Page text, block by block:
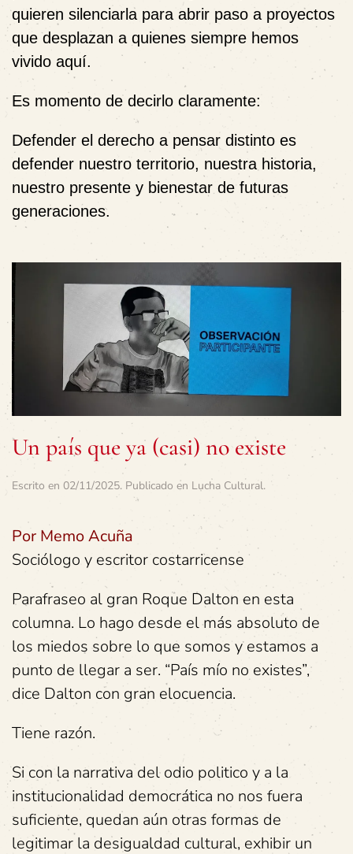
quieren silenciarla para abrir paso a proyectos
que desplazan a quienes siempre hemos
vivido aquí.
Es momento de decirlo claramente:
Defender el derecho a pensar distinto es
defender nuestro territorio, nuestra historia,
nuestro presente y bienestar de futuras
generaciones.
Un país que ya (casi) no existe
Escrito en 02/11/2025. Publicado en Lucha Cultural.
Por Memo Acuña
Sociólogo y escritor costarricense
Parafraseo al gran Roque Dalton en esta
columna. Lo hago desde el más absoluto de
los miedos sobre lo que somos y estamos a
punto de llegar a ser. “País mío no existes”,
dice Dalton con gran elocuencia.
Tiene razón.
Si con la narrativa del odio politico y a la
institucionalidad democrática no nos fuera
suficiente, quedan aún otras formas de
legitimar la desigualdad cultural, exhibir un